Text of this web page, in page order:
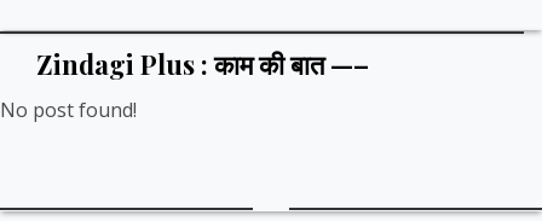
Zindagi Plus : काम की बात —–
No post found!